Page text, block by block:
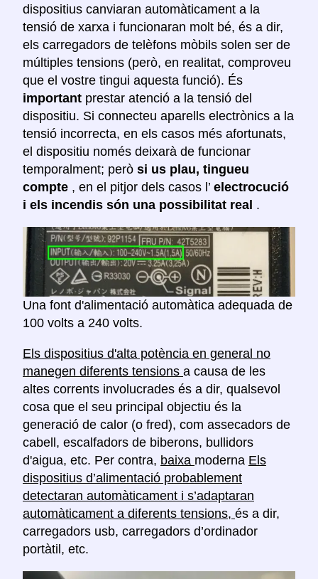
dispositius canviaran automàticament a la
tensió de xarxa i funcionaran molt bé, és a dir,
els carregadors de telèfons mòbils solen ser de
múltiples tensions (però, en realitat, comproveu
que el vostre tingui aquesta funció). És
important prestar atenció a la tensió del
dispositiu. Si connecteu aparells electrònics a la
tensió incorrecta, en els casos més afortunats,
el dispositiu només deixarà de funcionar
temporalment; però si us plau, tingueu
compte , en el pitjor dels casos l’ electrocució
i els incendis són una possibilitat real .
Una font d'alimentació automàtica adequada de
100 volts a 240 volts.
Els dispositius d'alta potència en general no
manegen diferents tensions a causa de les
altes corrents involucrades és a dir, qualsevol
cosa que el seu principal objectiu és la
generació de calor (o fred), com assecadors de
cabell, escalfadors de biberons, bullidors
d'aigua, etc. Per contra, baixa moderna Els
dispositius d’alimentació probablement
detectaran automàticament i s’adaptaran
automàticament a diferents tensions, és a dir,
carregadors usb, carregadors d’ordinador
portàtil, etc.